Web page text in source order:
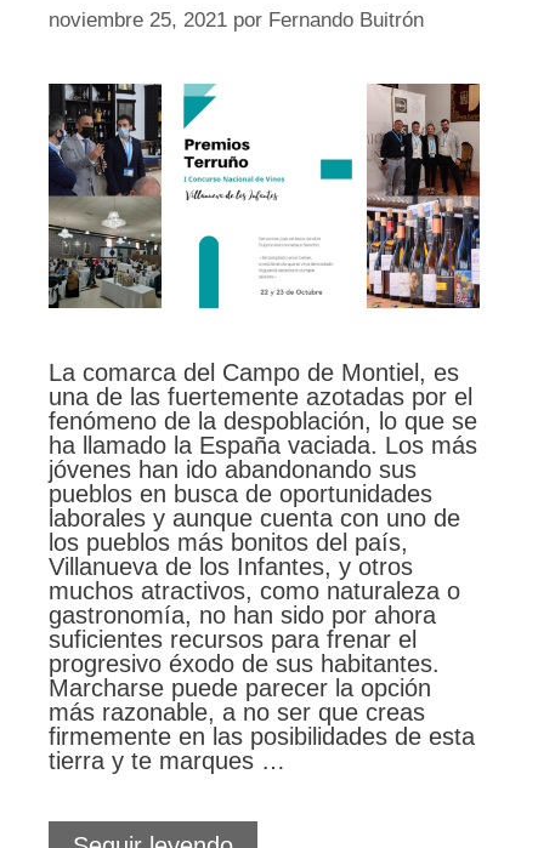
noviembre 25, 2021 por Fernando Buitrón
La comarca del Campo de Montiel, es
una de las fuertemente azotadas por el
fenómeno de la despoblación, lo que se
ha llamado la España vaciada. Los más
jóvenes han ido abandonando sus
pueblos en busca de oportunidades
laborales y aunque cuenta con uno de
los pueblos más bonitos del país,
Villanueva de los Infantes, y otros
muchos atractivos, como naturaleza o
gastronomía, no han sido por ahora
suficientes recursos para frenar el
progresivo éxodo de sus habitantes.
Marcharse puede parecer la opción
más razonable, a no ser que creas
firmemente en las posibilidades de esta
tierra y te marques …